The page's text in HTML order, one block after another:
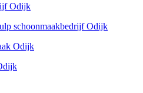
Odijk
schoonmaakbedrijf Odijk
Odijk